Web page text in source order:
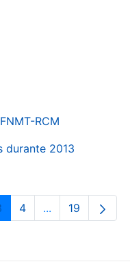
RCM
durante 2013
Page
4 ...Intermediate
Page
19